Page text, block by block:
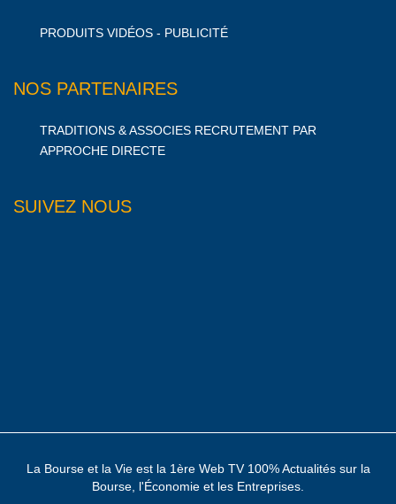
PRODUITS VIDÉOS - PUBLICITÉ
NOS PARTENAIRES
TRADITIONS & ASSOCIES RECRUTEMENT PAR
APPROCHE DIRECTE
SUIVEZ NOUS
La Bourse et la Vie est la 1ère Web TV 100% Actualités sur la
Bourse, l'Économie et les Entreprises.